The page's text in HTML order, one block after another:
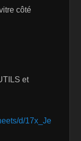
côté
et
d/17x_Je